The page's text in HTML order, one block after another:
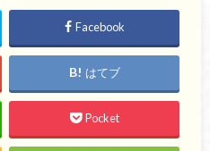
Facebook
はてブ
Pocket